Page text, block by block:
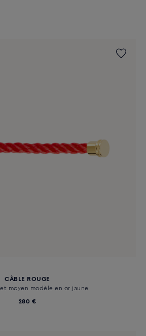
CÂBLE ROUGE
moyen modèle en or jaune
280 €